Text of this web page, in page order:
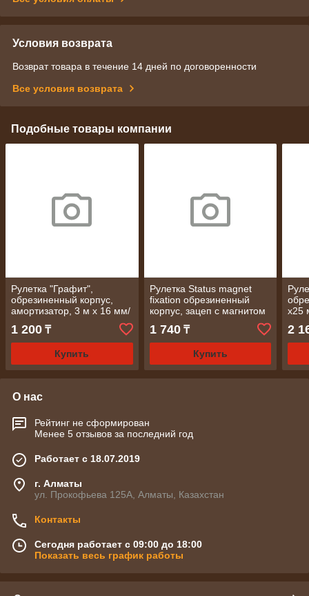
Условия возврата
Возврат товара в течение 14 дней по договоренности
Все условия возврата
Подобные товары компании
Рулетка "Графит",
обрезиненный корпус,
амортизатор, 3 м х 16 мм/
1 200 ₸
Купить
Рулетка Status magnet
fixation обрезиненный
корпус, зацеп с магнитом
1 740₸
Купить
х25
2
О нас
Рейтинг не сформирован
Менее 5 отзывов за последний год
Работает с 18.07.2019
г. Алматы
ул. Прокофьева 125А, Алматы, Казахстан
Контакты
Сегодня работает с 09:00 до 18:00
Показать весь график работы